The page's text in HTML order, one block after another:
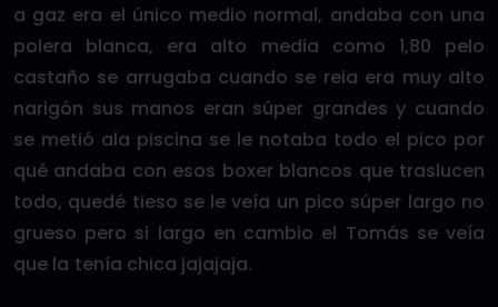
a gaz era el único medio normal, andaba con una
polera blanca, era alto media como 1,80 pelo
castaño se arrugaba cuando se reia era muy alto
narigón sus manos eran súper grandes y cuando
se metió ala piscina se le notaba todo el pico por
qué andaba con esos boxer blancos que traslucen
todo, quedé tieso se le veía un pico súper largo no
grueso pero si largo en cambio el Tomás se veía
que la tenía chica jajajaja.